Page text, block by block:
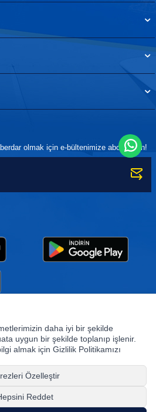
olmak için e-bültenimize abone olun!
are trademarks of or licensed to The Goodyear
under license by Basbug Group Company,
The Goodyear Tire & Rubber Company.
daha iyi bir şekilde
uygun bir şekilde toplanıp işlenir.
almak için Gizlilik Politikamızı
Özelleştir
Reddet